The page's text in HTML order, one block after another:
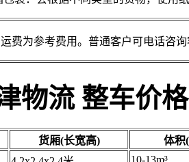
费为参考费用。普通客户可电话咨
物流 整车价格
货厢(长宽高)
体积